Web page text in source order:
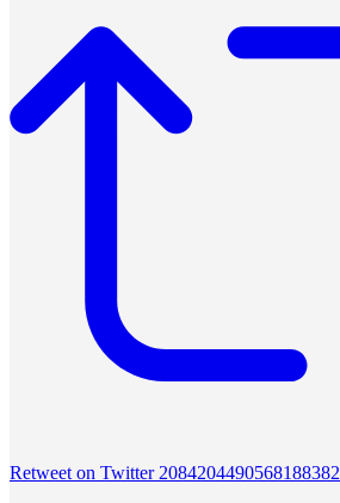
Retweet on Twitter 2084204490568188382